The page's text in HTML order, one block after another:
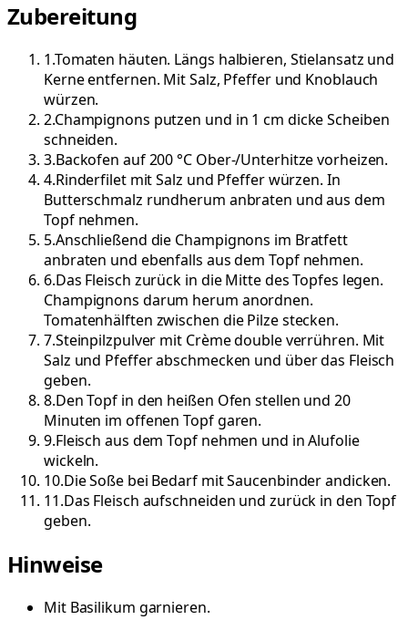
Zubereitung
1.Tomaten häuten. Längs halbieren, Stielansatz und
Kerne entfernen. Mit Salz, Pfeffer und Knoblauch
würzen.
2.Champignons putzen und in 1 cm dicke Scheiben
schneiden.
3.Backofen auf 200 °C Ober-/Unterhitze vorheizen.
4.Rinderfilet mit Salz und Pfeffer würzen. In
Butterschmalz rundherum anbraten und aus dem
Topf nehmen.
5.Anschließend die Champignons im Bratfett
anbraten und ebenfalls aus dem Topf nehmen.
6.Das Fleisch zurück in die Mitte des Topfes legen.
Champignons darum herum anordnen.
Tomatenhälften zwischen die Pilze stecken.
7.Steinpilzpulver mit Crème double verrühren. Mit
Salz und Pfeffer abschmecken und über das Fleisch
geben.
8.Den Topf in den heißen Ofen stellen und 20
Minuten im offenen Topf garen.
9.Fleisch aus dem Topf nehmen und in Alufolie
wickeln.
10.Die Soße bei Bedarf mit Saucenbinder andicken.
11.Das Fleisch aufschneiden und zurück in den Topf
geben.
Hinweise
Mit Basilikum garnieren.